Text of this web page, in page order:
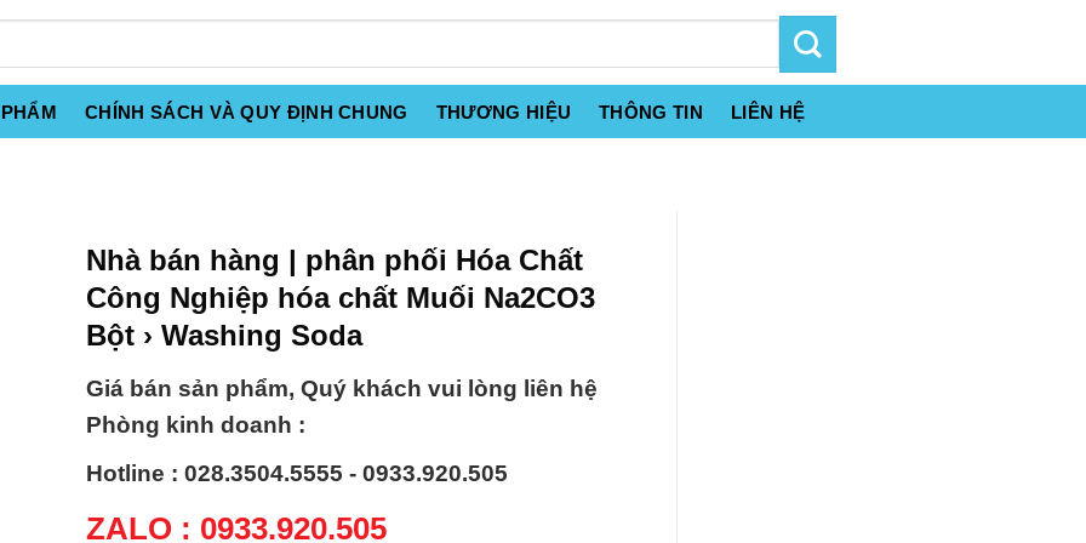
CHÍNH SÁCH VÀ QUY ĐỊNH CHUNG THƯƠNG HIỆU THÔNG TIN LIÊN HỆ
Nhà bán hàng | phân phối Hóa Chất
Công Nghiệp hóa chất Muối Na2CO3
Bột › Washing Soda
Giá bán sản phẩm, Quý khách vui lòng liên hệ
Phòng kinh doanh :
Hotline : 028.3504.5555 - 0933.920.505
ZALO : 0933.920.505